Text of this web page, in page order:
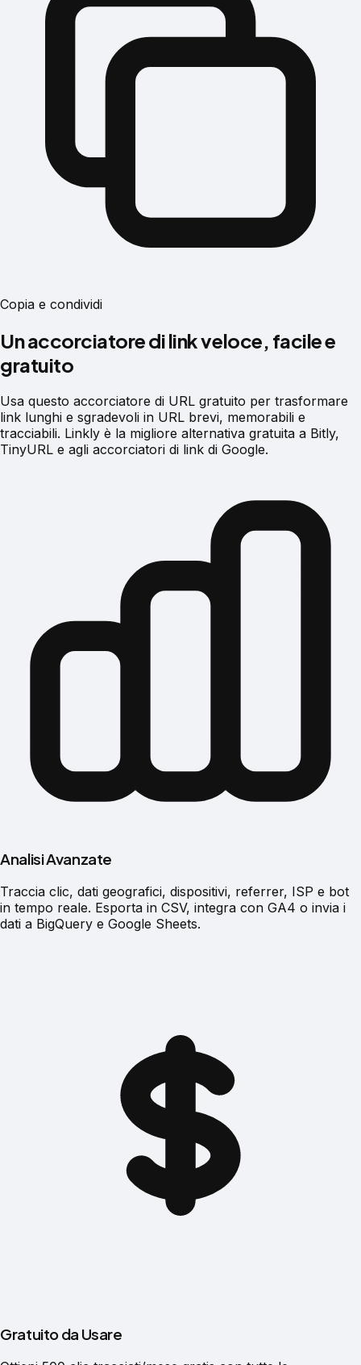
Copia e condividi
Un accorciatore di link veloce, facile e
gratuito
Usa questo accorciatore di URL gratuito per trasformare
link lunghi e sgradevoli in URL brevi, memorabili e
tracciabili. Linkly è la migliore alternativa gratuita a Bitly,
TinyURL e agli accorciatori di link di Google.
Analisi Avanzate
Traccia clic, dati geografici, dispositivi, referrer, ISP e bot
in tempo reale. Esporta in CSV, integra con GA4 o invia i
dati a BigQuery e Google Sheets.
Gratuito da Usare